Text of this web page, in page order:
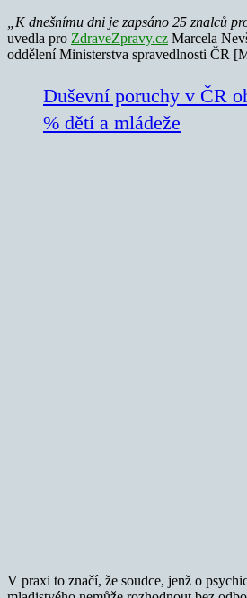
„K dnešnímu dni je zapsáno 25 znalců
uvedla pro ZdraveZpravy.cz Marcela
oddělení Ministerstva spravedlnosti ČR
Duševní poruchy v ČR
% dětí a mládeže
V praxi to značí, že soudce, jenž o